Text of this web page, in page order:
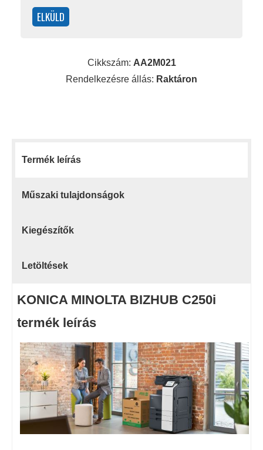
Cikkszám: AA2M021
Rendelkezésre állás: Raktáron
Termék leírás
Műszaki tulajdonságok
Kiegészítők
Letöltések
KONICA MINOLTA BIZHUB C250i
termék leírás